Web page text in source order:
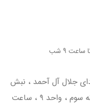
جلال آل آحمد ، نبش
جلال و اشرفی اصفهانی پلاک ۴۶۵ طبقه سوم ، واحد ۹ ، ساعت